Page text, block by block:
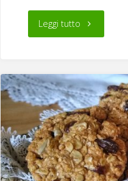
Leggi tutto"Zeppole